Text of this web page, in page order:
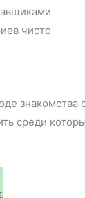
чисто
знакомства
среди